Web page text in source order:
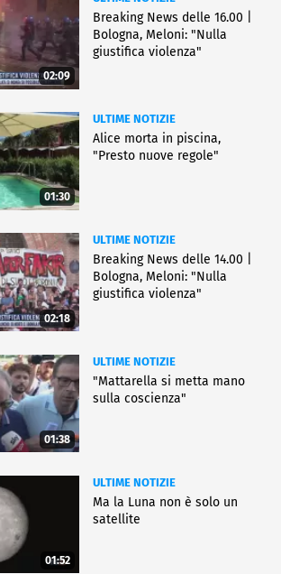
02:09
Breaking News delle 16.00 |
Bologna, Meloni: "Nulla
giustifica violenza"
01:30
ULTIME NOTIZIE
Alice morta in piscina,
"Presto nuove regole"
02:18
ULTIME NOTIZIE
Breaking News delle 14.00 |
Bologna, Meloni: "Nulla
giustifica violenza"
01:38
ULTIME NOTIZIE
"Mattarella si metta mano
sulla coscienza"
01:52
ULTIME NOTIZIE
Ma la Luna non è solo un
satellite